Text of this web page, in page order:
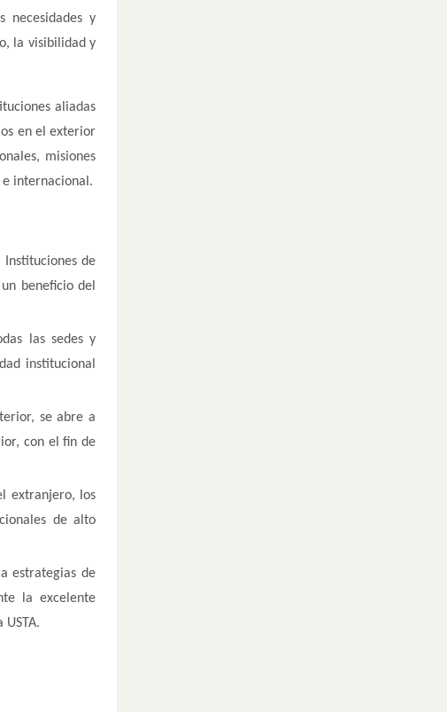
necesidades y
la visibilidad y
aliadas
en el exterior
misiones
e internacional.
de
beneficio del
las sedes y
institucional
se abre a
con el fin de
extranjero, los
de alto
estrategias de
la excelente